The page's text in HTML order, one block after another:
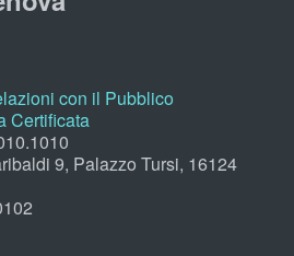
con il Pubblico
Certificata
9, Palazzo Tursi, 16124